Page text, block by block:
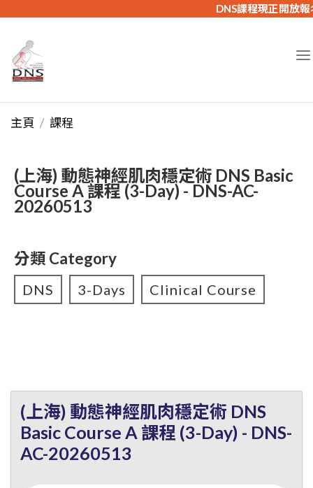
DNS課程現正開放
主頁 課程
(上海) 動態神經肌肉穩定術 DNS Basic
Course A 課程 (3-Day) - DNS-AC-
20260513
分類 Category
DNS 3-Days Clinical Course
(上海) 動態神經肌肉穩定術 DNS
Basic Course A 課程 (3-Day) - DNS-
AC-20260513